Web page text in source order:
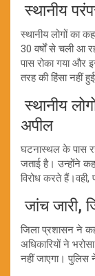
स्थानीय
स्थानीय लोगों का
30 वर्षों से चली आ
पास रोका गया और
तरह की हिंसा नहीं
स्थानीय
अपील
घटनास्थल के पास
जताई है। उन्होंने
विरोध करते
जांच जारी,
जिला प्रशासन ने
अधिकारियों ने
नहीं जाएगा। पुलिस